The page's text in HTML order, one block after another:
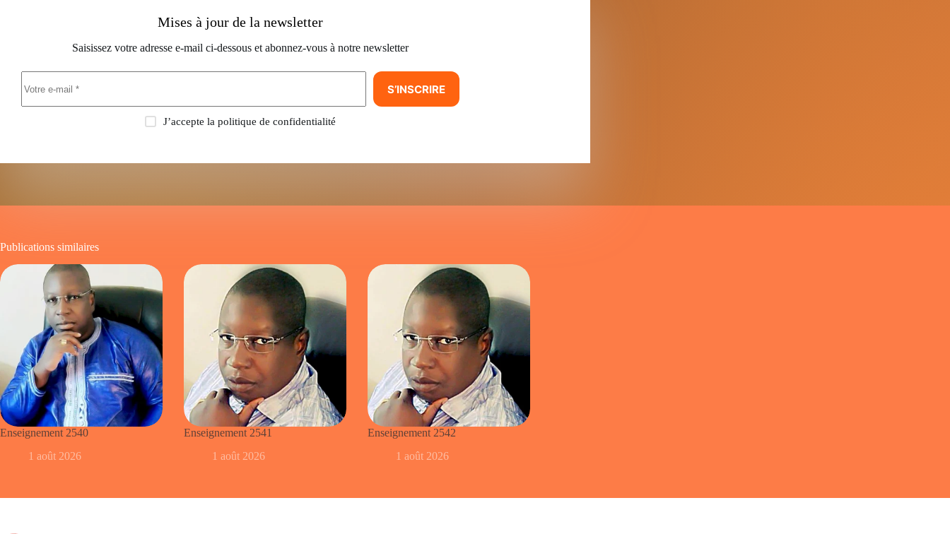
Mises à jour de la newsletter
Saisissez votre adresse e-mail ci-dessous et abonnez-vous à notre newsletter
S’INSCRIRE
J’accepte la politique de confidentialité
Publications similaires
Enseignement 2540
1 août 2026
Enseignement 2541
1 août 2026
Enseignement 2542
1 août 2026